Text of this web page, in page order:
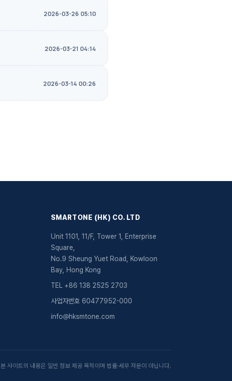
2026-03-26 05:10
2026-03-21 04:14
2026-03-14 00:26
SMARTONE (HK) CO. LTD
Unit 1101, 11/F, Tower 1, Enterprise
Square,
No.9 Sheung Yuet Road, Kowloon
Bay, Hong Kong
TEL +86 138 2525 2703
사업자번호 60477952-000
info@hksmtone.com
본 사이트의 내용은 일반 정보 제공 목적이며 법률·세무 자문이 아닙니다.